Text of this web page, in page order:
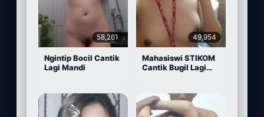
58,261
Ngintip Bocil Cantik
Lagi Mandi
49,954
Mahasiswi STIKOM
Cantik Bugil Lagi